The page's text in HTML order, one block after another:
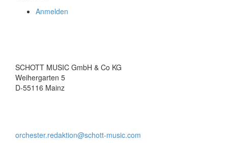
Anmelden
SCHOTT MUSIC GmbH & Co KG
Weihergarten 5
D-55116 Mainz
orchester.redaktion@schott-music.com